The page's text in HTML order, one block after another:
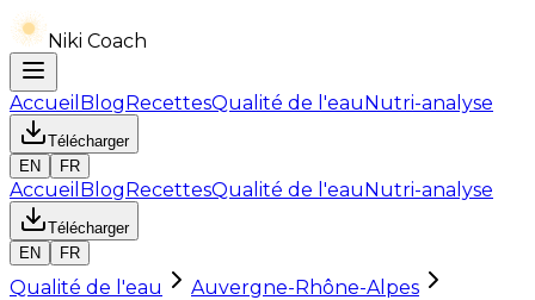
Niki Coach
Accueil BlogRecettesQualité de l'eauNutri-analyse
Télécharger
EN
FR
Accueil BlogRecettesQualité de l'eauNutri-analyse
Télécharger
EN
FR
Qualité de l'eau
Auvergne-Rhône-Alpes